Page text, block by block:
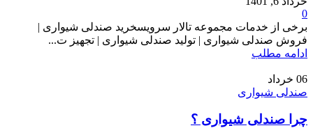
0
برخی از خدمات مجموعه تالار سرویسخرید صندلی شیواری |
فروش صندلی شیواری | تولید صندلی شیواری | تجهیز ت...
ادامه مطلب
06 خرداد
صندلی شیواری
چرا صندلی شیواری ؟